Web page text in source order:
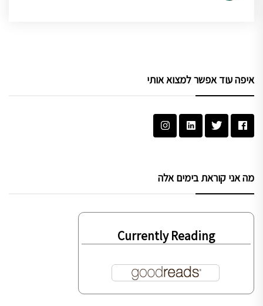
איפה עוד אפשר למצוא אותי
מה אני קוראת בימים אלה
Currently Reading